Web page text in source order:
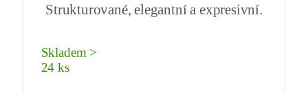
Strukturované, elegantní a expresivní.
Skladem >
24 ks